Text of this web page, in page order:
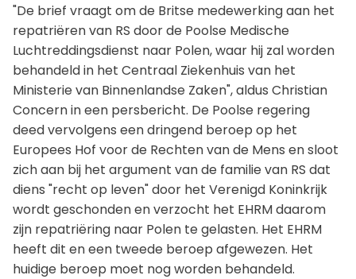
"De brief vraagt om de Britse medewerking aan het
repatriëren van RS door de Poolse Medische
Luchtreddingsdienst naar Polen, waar hij zal worden
behandeld in het Centraal Ziekenhuis van het
Ministerie van Binnenlandse Zaken", aldus Christian
Concern in een persbericht. De Poolse regering
deed vervolgens een dringend beroep op het
Europees Hof voor de Rechten van de Mens en sloot
zich aan bij het argument van de familie van RS dat
diens "recht op leven" door het Verenigd Koninkrijk
wordt geschonden en verzocht het EHRM daarom
zijn repatriëring naar Polen te gelasten. Het EHRM
heeft dit en een tweede beroep afgewezen. Het
huidige beroep moet nog worden behandeld.